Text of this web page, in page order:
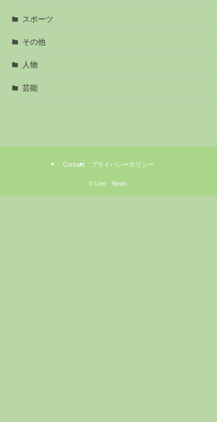
スポーツ
その他
人物
芸能
Contact プライバシーポリシー
©Live News.